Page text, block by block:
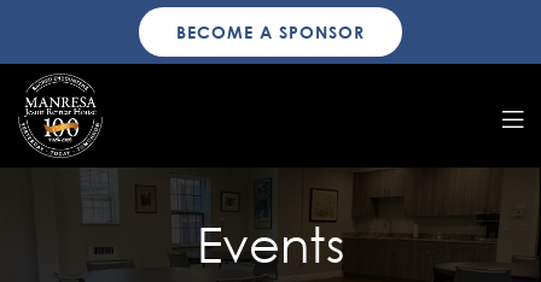
BECOME A SPONSOR
Events